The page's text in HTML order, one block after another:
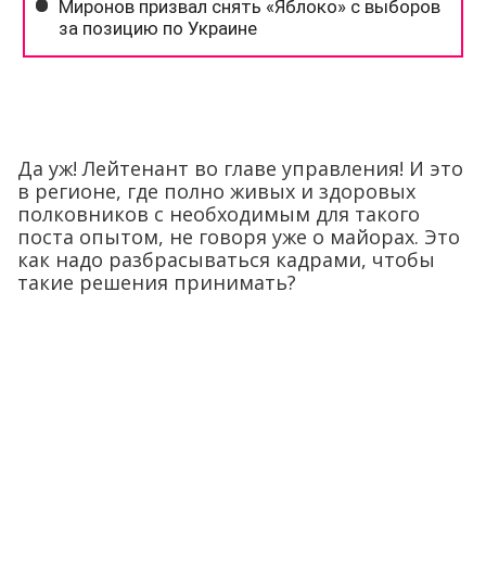
Да уж! Лейтенант во главе управления! И это
в регионе, где полно живых и здоровых
полковников с необходимым для такого
поста опытом, не говоря уже о майорах. Это
как надо разбрасываться кадрами, чтобы
такие решения принимать?